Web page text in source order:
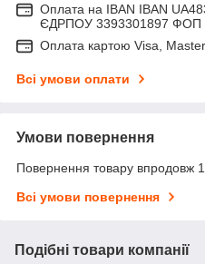
Оплата на IBAN IBAN
ЄДРПОУ 3393301897 ФОП
Оплата картою Visa,
Всі умови оплати
Умови повернення
Повернення товару впродовж
Всі умови повернення
Подібні товари компанії